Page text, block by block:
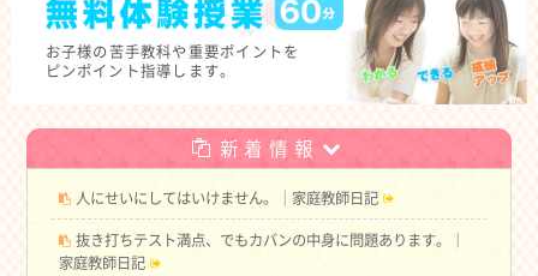
お子様の苦手教科や重要ポイントを
ピンポイント指導します。
新着情報
人にせいにしてはいけません。｜家庭教師日記
抜き打ちテスト満点、でもカバンの中身に問題あります。｜
家庭教師日記